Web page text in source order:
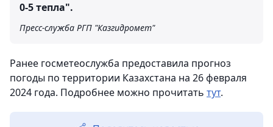
0-5 тепла".
Пресс-служба РГП "Казгидромет"
Ранее госметеослужба предоставила прогноз
погоды по территории Казахстана на 26 февраля
2024 года. Подробнее можно прочитать тут.